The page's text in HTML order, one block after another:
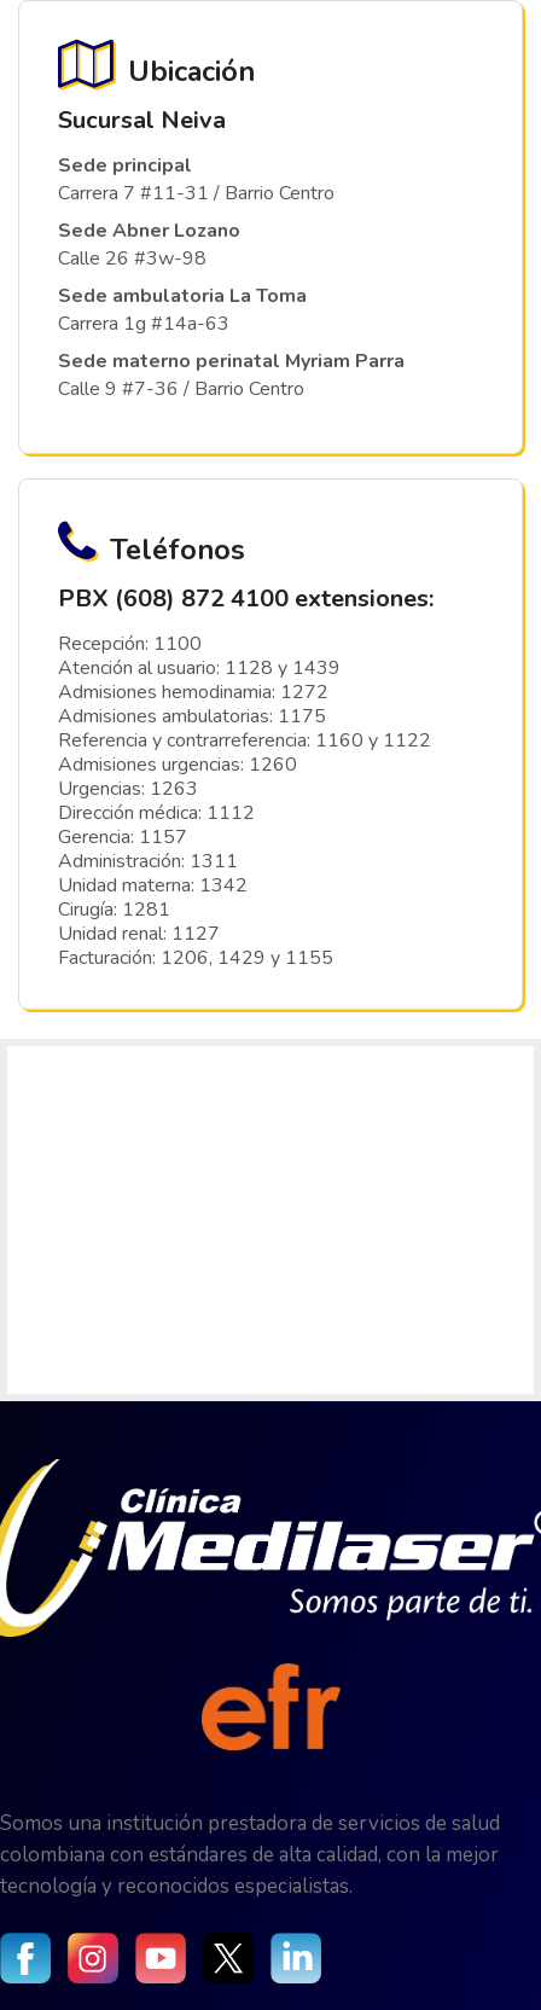
Ubicación
Sucursal Neiva
Sede principal
Carrera 7 #11-31 / Barrio Centro
Sede Abner Lozano
Calle 26 #3w-98
Sede ambulatoria La Toma
Carrera 1g #14a-63
Sede materno perinatal Myriam Parra
Calle 9 #7-36 / Barrio Centro
Teléfonos
PBX (608) 872 4100 extensiones:
Recepción: 1100
Atención al usuario: 1128 y 1439
Admisiones hemodinamia: 1272
Admisiones ambulatorias: 1175
Referencia y contrarreferencia: 1160 y 1122
Admisiones urgencias: 1260
Urgencias: 1263
Dirección médica: 1112
Gerencia: 1157
Administración: 1311
Unidad materna: 1342
Cirugía: 1281
Unidad renal: 1127
Facturación: 1206, 1429 y 1155
Somos una institución prestadora de servicios de salud
colombiana con estándares de alta calidad, con la mejor
tecnología y reconocidos especialistas.